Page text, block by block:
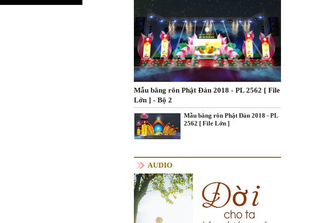
Mẫu băng rôn Phật Đản 2018 - PL 2562 [ File
Lớn ] - Bộ 2
Mẫu băng rôn Phật Đản 2018 - PL
2562 [ File Lớn ]
AUDIO